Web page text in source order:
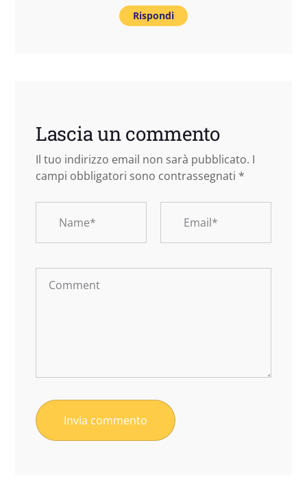
Rispondi
Lascia un commento
Il tuo indirizzo email non sarà pubblicato. I
campi obbligatori sono contrassegnati *